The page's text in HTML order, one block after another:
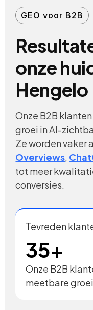
GEO voor B2B
onze
Hengelo
Onze B2B
groei in AI-
Ze worden vaker
Overviews,
tot meer
conversies.
Tevreden
35+
Onze B2B
meetbare